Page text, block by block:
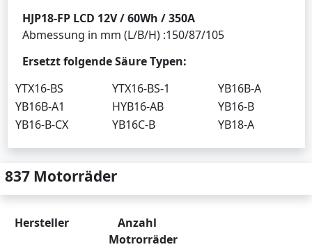
HJP18-FP LCD 12V / 60Wh / 350A
Abmessung in mm (L/B/H) :150/87/105
Ersetzt folgende Säure Typen:
YTX16-BS
YTX16-BS-1
YB16B-A
YB16B-A1
HYB16-AB
YB16-B
YB16-B-CX
YB16C-B YB18-A
837 Motorräder
Hersteller
Anzahl
Motrorräder